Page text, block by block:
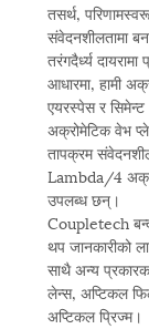
तसर्थ,
संवेदनशीलतामा
तरंगदैर्ध्य
आधारमा, हामी
एयरस्पेस र
अक्रोमेटिक वेभ
तापक्रम
Lambda/4
उपलब्ध छन्।
Coupletech
थप जानकारीको
साथै अन्य
लेन्स, अप्टिकल
अप्टिकल प्रिज्म।